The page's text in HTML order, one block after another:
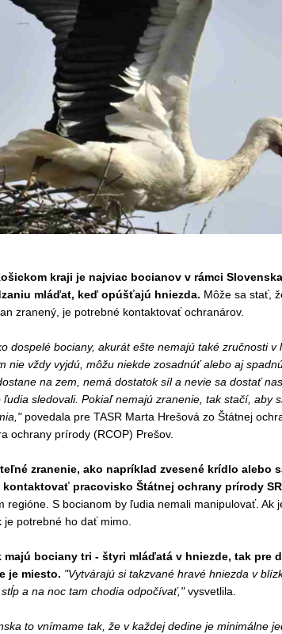
kraji je najviac bocianov v rámci
mláďat, keď opúšťajú hniezda. Môže sa stať,
zranený, je potrebné kontaktovať ochranárov.
dospelé bociany, akurát ešte nemajú také zručnosti v
nie vždy vyjdú, môžu niekde zosadnúť alebo aj
na zem, nemá dostatok síl a nevie sa dostať
sledovali. Pokiaľ nemajú zranenie, tak stačí, aby
povedala pre TASR Marta Hrešová zo Štátnej
ochrany prírody (RCOP) Prešov.
zranenie, ako napríklad zvesené krídlo alebo
pracovisko Štátnej ochrany prírody SR
regióne. S bocianom by ľudia nemali manipulovať. Ak
je potrebné ho dať mimo.
majú bociany tri - štyri mláďatá v hniezde, tak pre
je miesto. "Vytvárajú si takzvané hravé hniezda v
a na noc tam chodia odpočívať,"vysvetlila.
to vnímame tak, že v každej dedine je minimálne